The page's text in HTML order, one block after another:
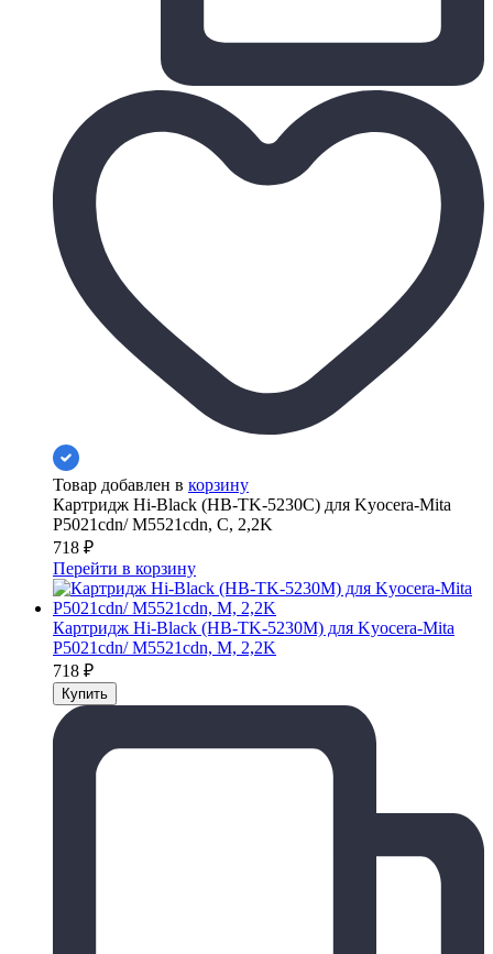
Товар добавлен в корзину
Картридж Hi-Black (HB-TK-5230C) для Kyocera-Mita
P5021cdn/ M5521cdn, C, 2,2K
718 ₽
Перейти в корзину
Картридж Hi-Black (HB-TK-5230M) для Kyocera-Mita
P5021cdn/ M5521cdn, M, 2,2K
718 ₽